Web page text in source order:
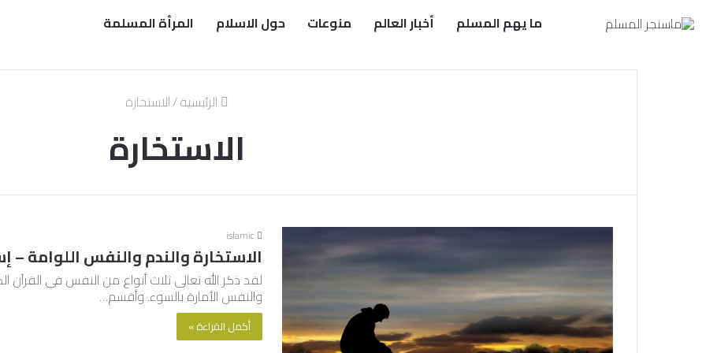
ما يهم المسلم أخبار العالم منوعات حول الاسلام المرأة المسلمة
الرئيسية/الاستخارة
الاستخارة
islamic
الاستخارة والندم والنفس اللوامة –
لقد ذكر الله تعالى ثلاث أنواع من النفس في
والنفس الأمارة بالسوء. وأقسم…
أكمل القراءة »